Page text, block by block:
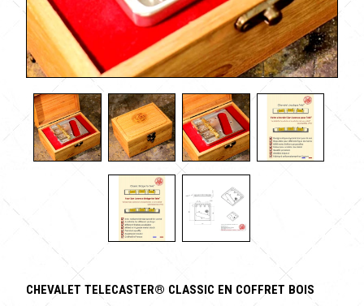
CHEVALET TELECASTER® CLASSIC EN COFFRET BOIS